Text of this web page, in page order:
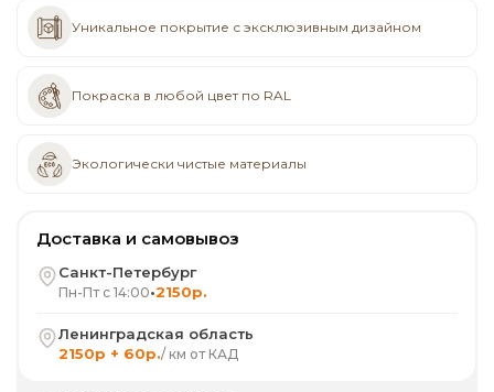
Уникальное покрытие с эксклюзивным дизайном
Покраска в любой цвет по RAL
Экологически чистые материалы
Доставка и самовывоз
Санкт-Петербург
Пн-Пт с 14:00•2150р.
Ленинградская область
2150р + 60р./ км от КАД